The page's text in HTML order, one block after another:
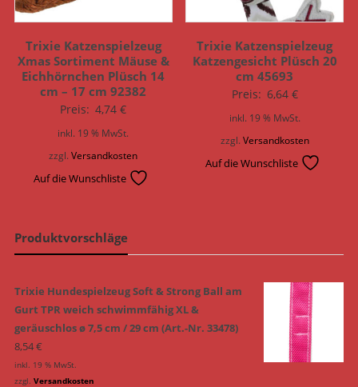
Trixie Katzenspielzeug
Xmas Sortiment Mäuse &
Eichhörnchen Plüsch 14
cm – 17 cm 92382
Preis: 4,74€
inkl. 19 % MwSt.
zzgl.Versandkosten
Auf die Wunschliste
Trixie Katzenspielzeug
Katzengesicht Plüsch 20
cm 45693
Preis: 6,64 €
inkl. 19 % MwSt.
zzgl. Versandkosten
Auf die Wunschliste
Produktvorschläge
Trixie Hundespielzeug Soft & Strong Ball am
Gurt TPR weich schwimmfähig XL &
geräuschlos ø 7,5 cm / 29 cm (Art.-Nr. 33478)
8,54€
inkl. 19 % MwSt.
zzgl. Versandkosten